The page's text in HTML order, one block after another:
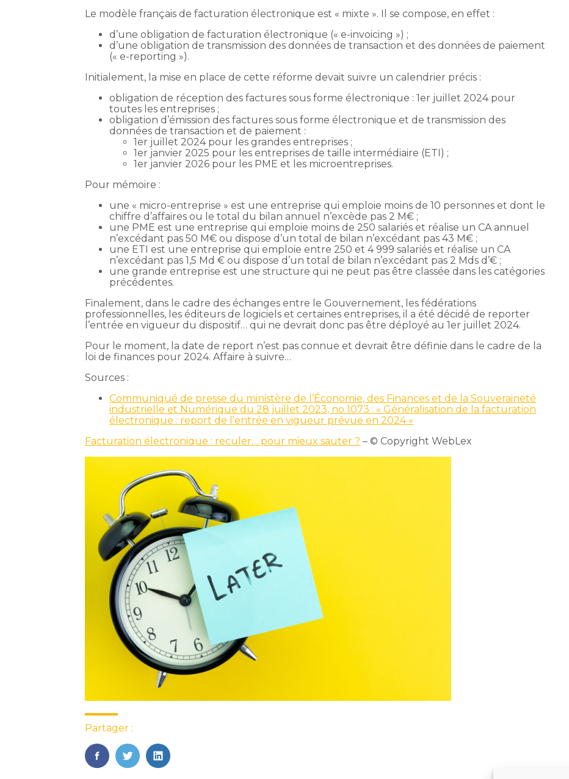
Le modèle français de facturation électronique est « mixte ». Il se compose, en effet :
d’une obligation de facturation électronique (« e-invoicing ») ;
d’une obligation de transmission des données de transaction et des données de paiement
(« e-reporting »).
Initialement, la mise en place de cette réforme devait suivre un calendrier précis :
obligation de réception des factures sous forme électronique : 1er juillet 2024 pour
toutes les entreprises ;
obligation d’émission des factures sous forme électronique et de transmission des
données de transaction et de paiement :
1er juillet 2024 pour les grandes entreprises ;
1er janvier 2025 pour les entreprises de taille intermédiaire (ETI) ;
1er janvier 2026 pour les PME et les microentreprises.
Pour mémoire :
une « micro-entreprise » est une entreprise qui emploie moins de 10 personnes et dont le
chiffre d’affaires ou le total du bilan annuel n’excède pas 2 M€ ;
une PME est une entreprise qui emploie moins de 250 salariés et réalise un CA annuel
n’excédant pas 50 M€ ou dispose d’un total de bilan n’excédant pas 43 M€ ;
une ETI est une entreprise qui emploie entre 250 et 4 999 salariés et réalise un CA
n’excédant pas 1,5 Md € ou dispose d’un total de bilan n’excédant pas 2 Mds d’€ ;
une grande entreprise est une structure qui ne peut pas être classée dans les catégories
précédentes.
Finalement, dans le cadre des échanges entre le Gouvernement, les fédérations
professionnelles, les éditeurs de logiciels et certaines entreprises, il a été décidé de reporter
l’entrée en vigueur du dispositif… qui ne devrait donc pas être déployé au 1er juillet 2024.
Pour le moment, la date de report n’est pas connue et devrait être définie dans le cadre de la
loi de finances pour 2024. Affaire à suivre…
Sources :
Communiqué de presse du ministère de l’Économie, des Finances et de la Souveraineté
industrielle et Numérique du 28 juillet 2023, no 1073 : « Généralisation de la facturation
électronique : report de l’entrée en vigueur prévue en 2024 »
Facturation électronique : reculer… pour mieux sauter ? – © Copyright WebLex
Partager :
FaceBook
TwitterLinkedIn